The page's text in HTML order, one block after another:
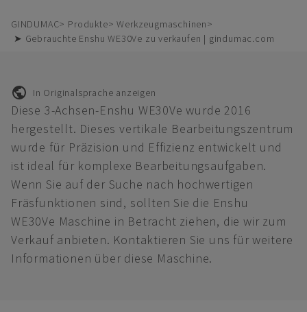
GINDUMAC Produkte
Werkzeugmaschinen
➤ Gebrauchte Enshu WE30Ve zu verkaufen | gindumac.com
In Originalsprache anzeigen
Diese 3-Achsen-Enshu WE30Ve wurde 2016
hergestellt. Dieses vertikale Bearbeitungszentrum
wurde für Präzision und Effizienz entwickelt und
ist ideal für komplexe Bearbeitungsaufgaben.
Wenn Sie auf der Suche nach hochwertigen
Fräsfunktionen sind, sollten Sie die Enshu
WE30Ve Maschine in Betracht ziehen, die wir zum
Verkauf anbieten. Kontaktieren Sie uns für weitere
Informationen über diese Maschine.